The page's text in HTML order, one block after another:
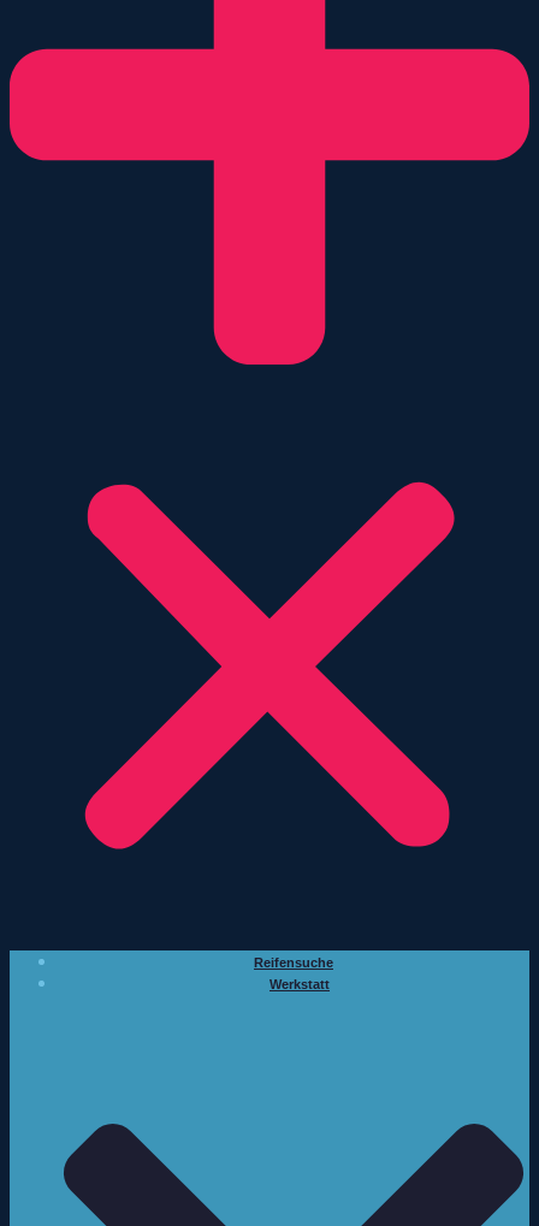
Reifensuche
Werkstatt